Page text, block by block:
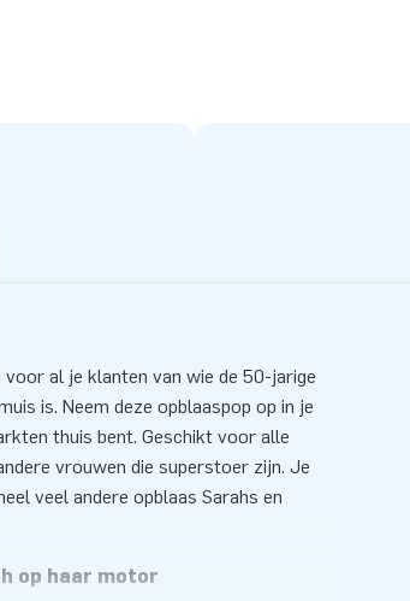
al je klanten van wie de 50-jarige
is. Neem deze opblaaspop op in je
thuis bent. Geschikt voor alle
vrouwen die superstoer zijn. Je
veel andere opblaas Sarahs en
op haar motor